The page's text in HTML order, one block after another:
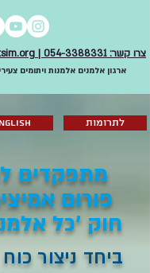
צרו קשר: 054-3388331 | office@amitsim.org
ארגון אלמנים אלמנות ויתומים
לתרומות
מתפקדים
פורום
חוק 'כל
ביחד ניצור